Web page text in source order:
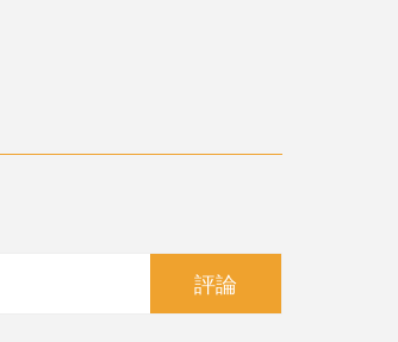
評論